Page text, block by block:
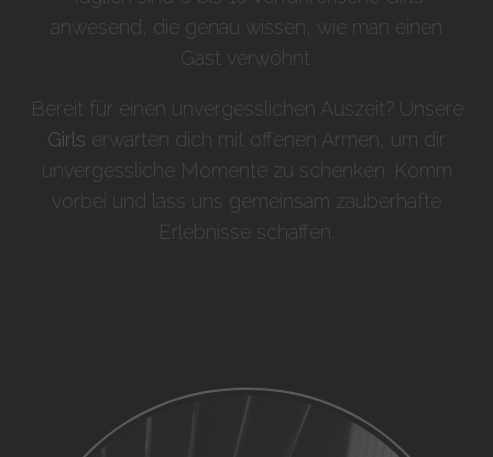
anwesend, die genau wissen, wie man einen
Gast verwöhnt.
Bereit für einen unvergesslichen Auszeit? Unsere
Girls erwarten dich mit offenen Armen, um dir
unvergessliche Momente zu schenken. Komm
vorbei und lass uns gemeinsam zauberhafte
Erlebnisse schaffen.